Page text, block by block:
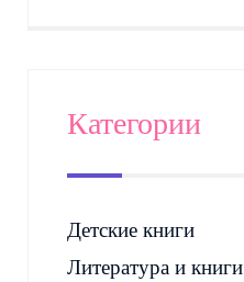
Категории
Детские книги
Литература и книги